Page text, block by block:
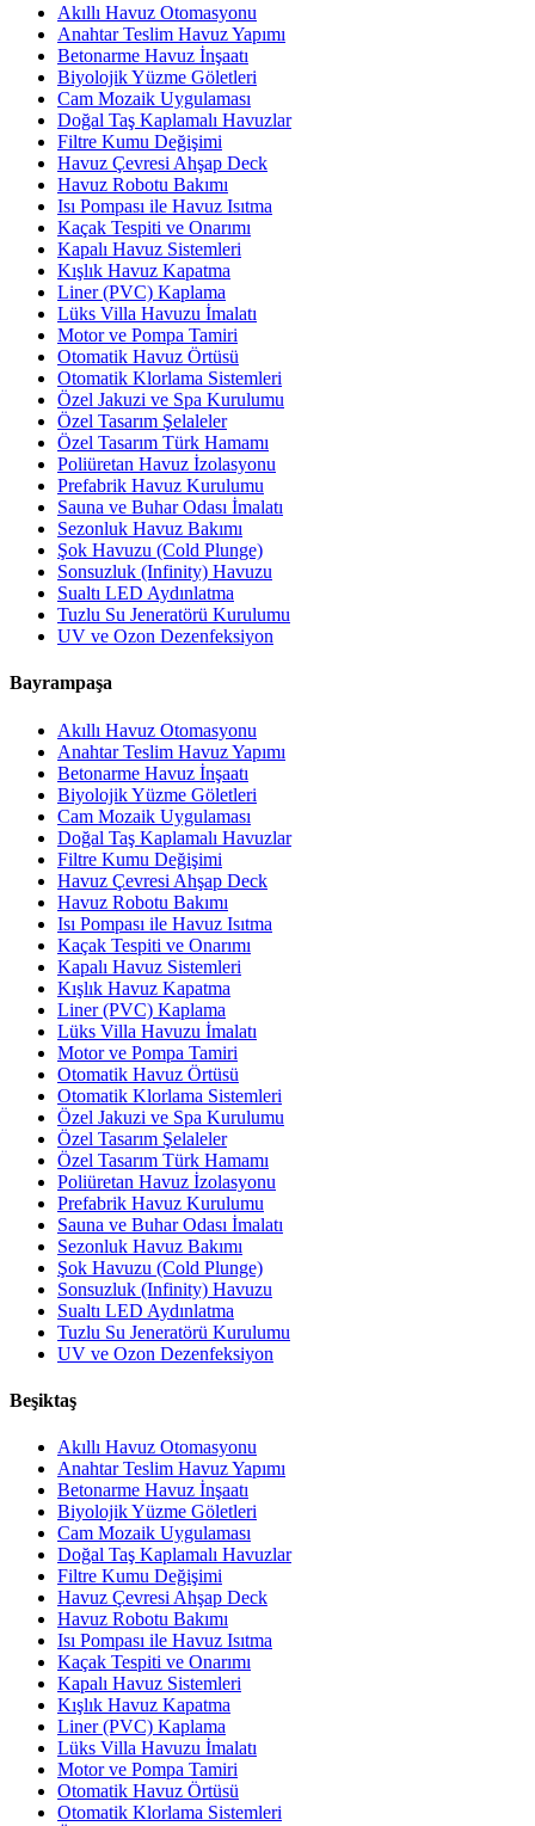
Akıllı Havuz Otomasyonu
Anahtar Teslim Havuz Yapımı
Betonarme Havuz İnşaatı
Biyolojik Yüzme Göletleri
Cam Mozaik Uygulaması
Doğal Taş Kaplamalı Havuzlar
Filtre Kumu Değişimi
Havuz Çevresi Ahşap Deck
Havuz Robotu Bakımı
Isı Pompası ile Havuz Isıtma
Kaçak Tespiti ve Onarımı
Kapalı Havuz Sistemleri
Kışlık Havuz Kapatma
Liner (PVC) Kaplama
Lüks Villa Havuzu İmalatı
Motor ve Pompa Tamiri
Otomatik Havuz Örtüsü
Otomatik Klorlama Sistemleri
Özel Jakuzi ve Spa Kurulumu
Özel Tasarım Şelaleler
Özel Tasarım Türk Hamamı
Poliüretan Havuz İzolasyonu
Prefabrik Havuz Kurulumu
Sauna ve Buhar Odası İmalatı
Sezonluk Havuz Bakımı
Şok Havuzu (Cold Plunge)
Sonsuzluk (Infinity) Havuzu
Sualtı LED Aydınlatma
Tuzlu Su Jeneratörü Kurulumu
UV ve Ozon Dezenfeksiyon
Bayrampaşa
Akıllı Havuz Otomasyonu
Anahtar Teslim Havuz Yapımı
Betonarme Havuz İnşaatı
Biyolojik Yüzme Göletleri
Cam Mozaik Uygulaması
Doğal Taş Kaplamalı Havuzlar
Filtre Kumu Değişimi
Havuz Çevresi Ahşap Deck
Havuz Robotu Bakımı
Isı Pompası ile Havuz Isıtma
Kaçak Tespiti ve Onarımı
Kapalı Havuz Sistemleri
Kışlık Havuz Kapatma
Liner (PVC) Kaplama
Lüks Villa Havuzu İmalatı
Motor ve Pompa Tamiri
Otomatik Havuz Örtüsü
Otomatik Klorlama Sistemleri
Özel Jakuzi ve Spa Kurulumu
Özel Tasarım Şelaleler
Özel Tasarım Türk Hamamı
Poliüretan Havuz İzolasyonu
Prefabrik Havuz Kurulumu
Sauna ve Buhar Odası İmalatı
Sezonluk Havuz Bakımı
Şok Havuzu (Cold Plunge)
Sonsuzluk (Infinity) Havuzu
Sualtı LED Aydınlatma
Tuzlu Su Jeneratörü Kurulumu
UV ve Ozon Dezenfeksiyon
Beşiktaş
Akıllı Havuz Otomasyonu
Anahtar Teslim Havuz Yapımı
Betonarme Havuz İnşaatı
Biyolojik Yüzme Göletleri
Cam Mozaik Uygulaması
Doğal Taş Kaplamalı Havuzlar
Filtre Kumu Değişimi
Havuz Çevresi Ahşap Deck
Havuz Robotu Bakımı
Isı Pompası ile Havuz Isıtma
Kaçak Tespiti ve Onarımı
Kapalı Havuz Sistemleri
Kışlık Havuz Kapatma
Liner (PVC) Kaplama
Lüks Villa Havuzu İmalatı
Motor ve Pompa Tamiri
Otomatik Havuz Örtüsü
Otomatik Klorlama Sistemleri